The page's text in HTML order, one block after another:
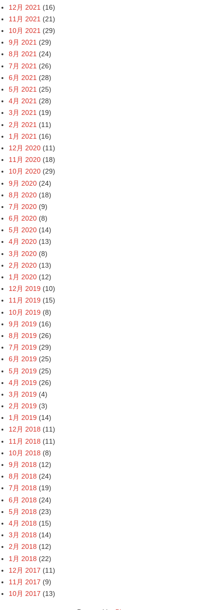
12月 2021 (16)
11月 2021 (21)
10月 2021 (29)
9月 2021 (29)
8月 2021 (24)
7月 2021 (26)
6月 2021 (28)
5月 2021 (25)
4月 2021 (28)
3月 2021 (19)
2月 2021 (11)
1月 2021 (16)
12月 2020 (11)
11月 2020 (18)
10月 2020 (29)
9月 2020 (24)
8月 2020 (18)
7月 2020 (9)
6月 2020 (8)
5月 2020 (14)
4月 2020 (13)
3月 2020 (8)
2月 2020 (13)
1月 2020 (12)
12月 2019 (10)
11月 2019 (15)
10月 2019 (8)
9月 2019 (16)
8月 2019 (26)
7月 2019 (29)
6月 2019 (25)
5月 2019 (25)
4月 2019 (26)
3月 2019 (4)
2月 2019 (3)
1月 2019 (14)
12月 2018 (11)
11月 2018 (11)
10月 2018 (8)
9月 2018 (12)
8月 2018 (24)
7月 2018 (19)
6月 2018 (24)
5月 2018 (23)
4月 2018 (15)
3月 2018 (14)
2月 2018 (12)
1月 2018 (22)
12月 2017 (11)
11月 2017 (9)
10月 2017 (13)